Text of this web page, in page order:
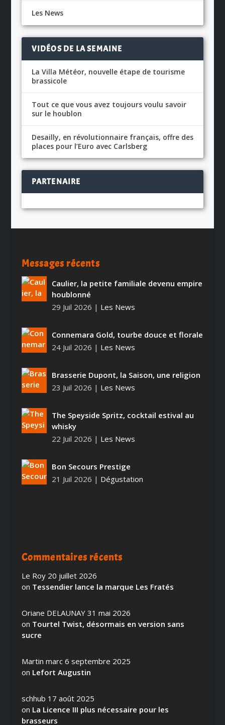
Les News
VIDÉOS DE LA SEMAINE
La Villa Météor, nouvelle étape de tourisme
brassicole
Tout ce que vous avez toujours voulu savoir
sur le houblon
Desailly, en révolutionnaire français, offre des
places pour l’Euro avec Carlsberg
PARTENAIRE
Messages récents
Caulier, la petite familiale devenu empire
houblonné
29 Juil 2026 | Les News
Connemara Gold, tourbe douce et florale
24 Juil 2026 | Les News
Brasserie Dupont, la Saison, une religion
23 Juil 2026 | Les News
The Speyside Spritz, cocktail estival au
whisky
22 Juil 2026 | Les News
Bon Secours Prestige
21 Juil 2026 | Dégustation
Commentaires récents
Le Roy 20 juillet 2026
on Tessendier lance la marque Les Fratés
Oriane DELAUNAY 31 mai 2026
on Tourtel Twist, désormais en version sans
sucre
Martin marc 6 septembre 2025
on Lefort Augustin
schhub 17 août 2025
on La Licence III plus nécessaire pour les
brasseurs